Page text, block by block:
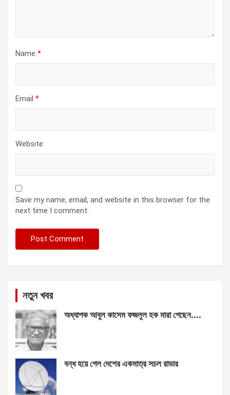
Name *
Email *
Website
Save my name, email, and website in this browser for the
next time I comment.
নতুন খবর
অধ্যাপক আবুল কাসেম ফজলুল হক মারা গেছেন….
বন্ধ হয়ে গেল দেশের একমাত্র সচল রাডার